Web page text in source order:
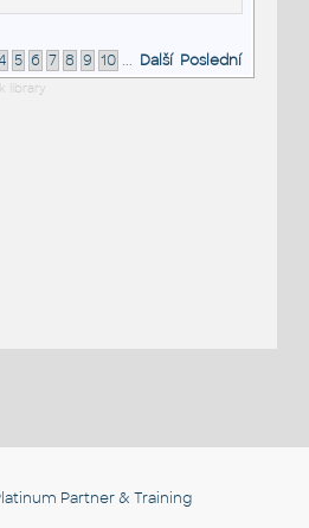
5 6 7 8 9 10 ... Další Poslední
library
Partner & Training